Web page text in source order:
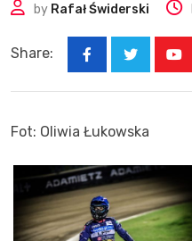
by Rafał Świderski
Share:
Fot: Oliwia Łukowska